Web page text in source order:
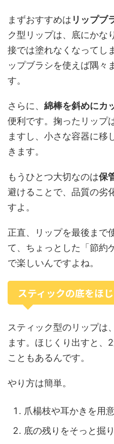
まずおすすめは リップブ
ク型リップは、底にかな
接では塗れなくなってし
ップブラシを使えば隅々
す。
さらに、 綿棒を斜めにカ
便利です。掬ったリップ
ますし、小さな容器に移
きます。
もうひとつ大切なのは保
避けることで、品質の劣
すよ。
正直、リップを最後まで
て、ちょっとした「節約
で楽しいんですよね。
スティックの底をほ
スティック型のリップは
ます。ほじくり出すと、
こともあるんです。
やり方は簡単。
爪楊枝や耳かきを用
底の残りをそっと掘